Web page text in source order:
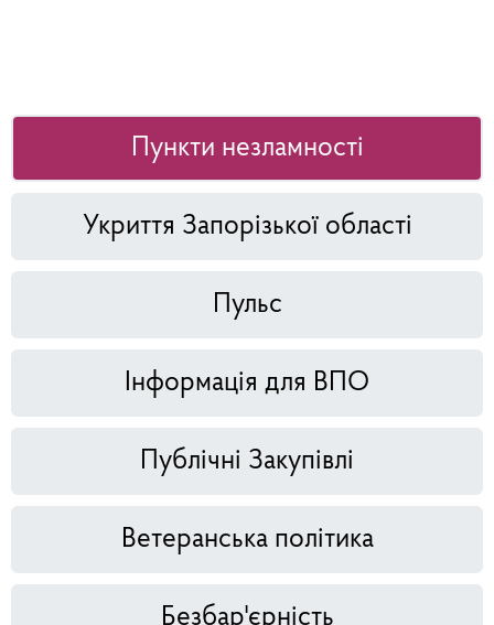
Пункти незламності
Укриття Запорізької області
Пульс
Інформація для ВПО
Публічні Закупівлі
Ветеранська політика
Безбар'єрність